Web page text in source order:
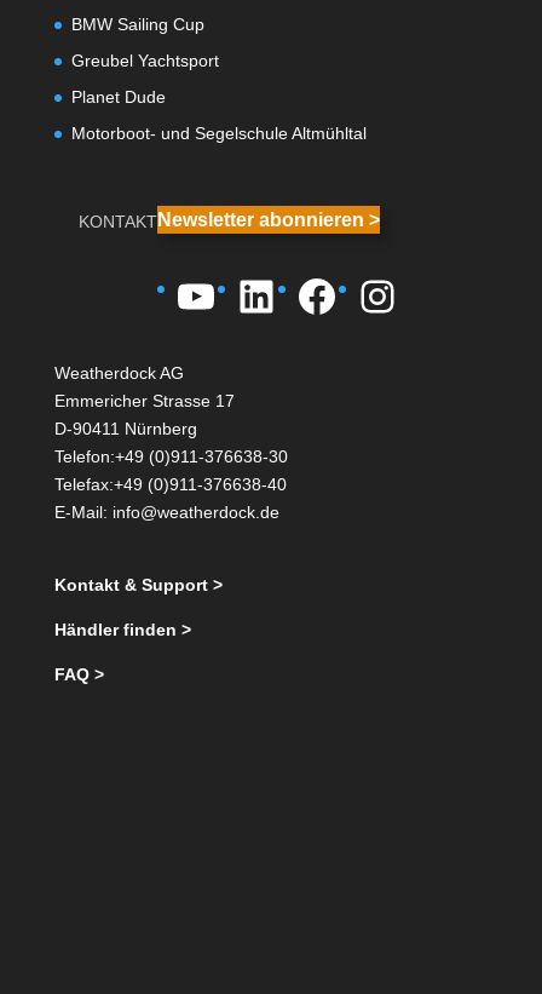
BMW Sailing Cup
Greubel Yachtsport
Planet Dude
Motorboot- und Segelschule Altmühltal
KONTAKTNewsletter abonnieren >
YouTube
LinkedIn
Facebook
Weatherdock AG
Emmericher Strasse 17
D-90411 Nürnberg
Telefon:+49 (0)911-376638-30
Telefax:+49 (0)911-376638-40
E-Mail: info@weatherdock.de
Kontakt & Support >
Händler finden >
FAQ >